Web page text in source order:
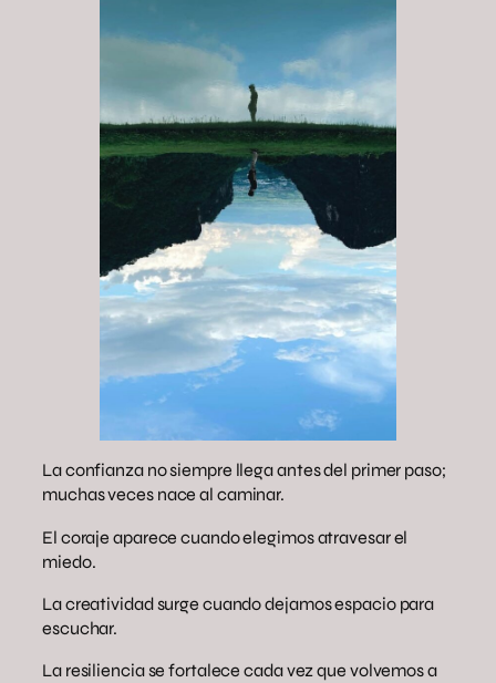
La confianza no siempre llega antes del primer paso;
muchas veces nace al caminar.
El coraje aparece cuando elegimos atravesar el
miedo.
La creatividad surge cuando dejamos espacio para
escuchar.
La resiliencia se fortalece cada vez que volvemos a